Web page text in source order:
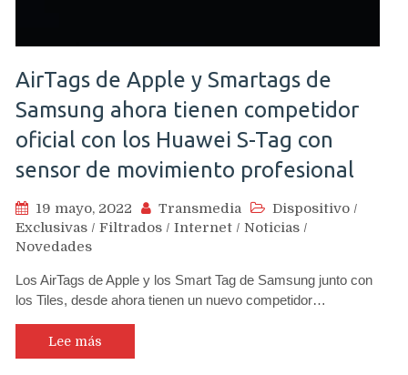
AirTags de Apple y Smartags de
Samsung ahora tienen competidor
oficial con los Huawei S-Tag con
sensor de movimiento profesional
19 mayo, 2022 Transmedia Dispositivo /
Exclusivas / Filtrados / Internet / Noticias /
Novedades
Los AirTags de Apple y los Smart Tag de Samsung junto con
los Tiles, desde ahora tienen un nuevo competidor…
Lee más